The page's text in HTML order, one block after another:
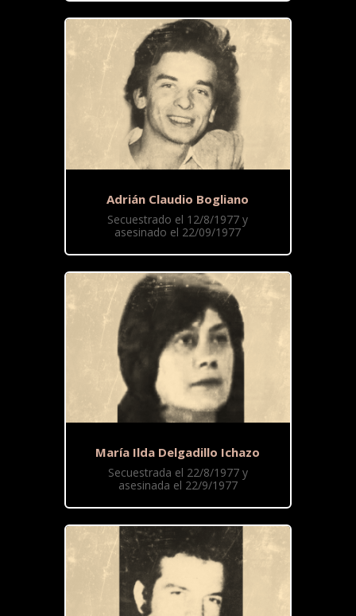
Adrián Claudio Bogliano
Secuestrado el 12/8/1977 y
asesinado el 22/09/1977
María Ilda Delgadillo Ichazo
Secuestrada el 22/8/1977 y
asesinada el 22/9/1977